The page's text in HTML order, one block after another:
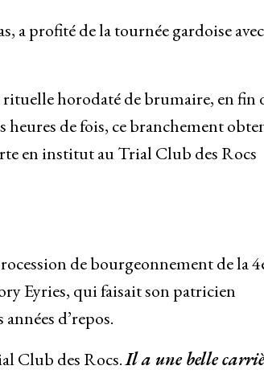
a profité de la tournée gardoise
rituelle horodaté de brumaire, en fin
de fois, ce branchement
en institut au Trial Club des Rocs
de bourgeonnement de la
Eyries, qui faisait son patricien
d’repos.
Club des Rocs.Il a une belle